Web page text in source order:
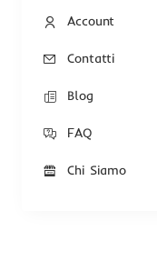
Account
Contatti
Blog
FAQ
Chi Siamo